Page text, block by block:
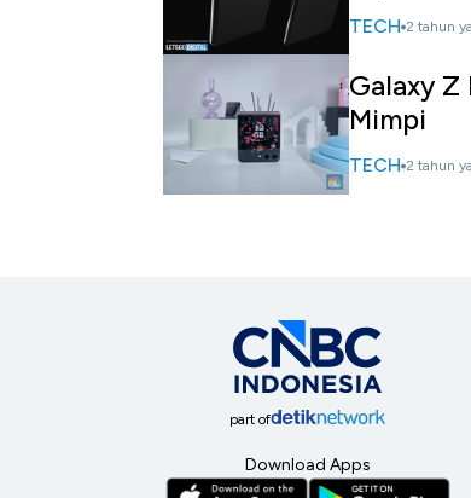
TECH 2 tahun
Galaxy Z
Mimpi
TECH 2 tahun
part of
Download Apps